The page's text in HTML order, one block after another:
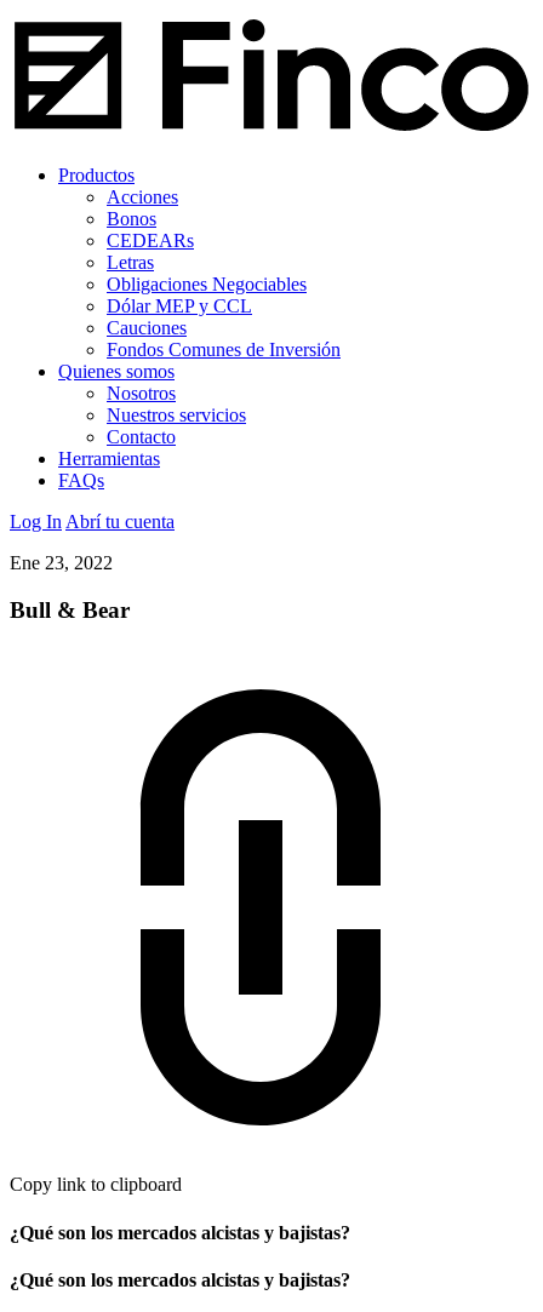
Productos
Acciones
Bonos
CEDEARs
Letras
Obligaciones Negociables
Dólar MEP y CCL
Cauciones
Fondos Comunes de Inversión
Quienes somos
Nosotros
Nuestros servicios
Contacto
Herramientas
FAQs
Log In Abrí tu cuenta
Ene 23, 2022
Bull & Bear
Copy link to clipboard
¿Qué son los mercados alcistas y bajistas?
¿Qué son los mercados alcistas y bajistas?